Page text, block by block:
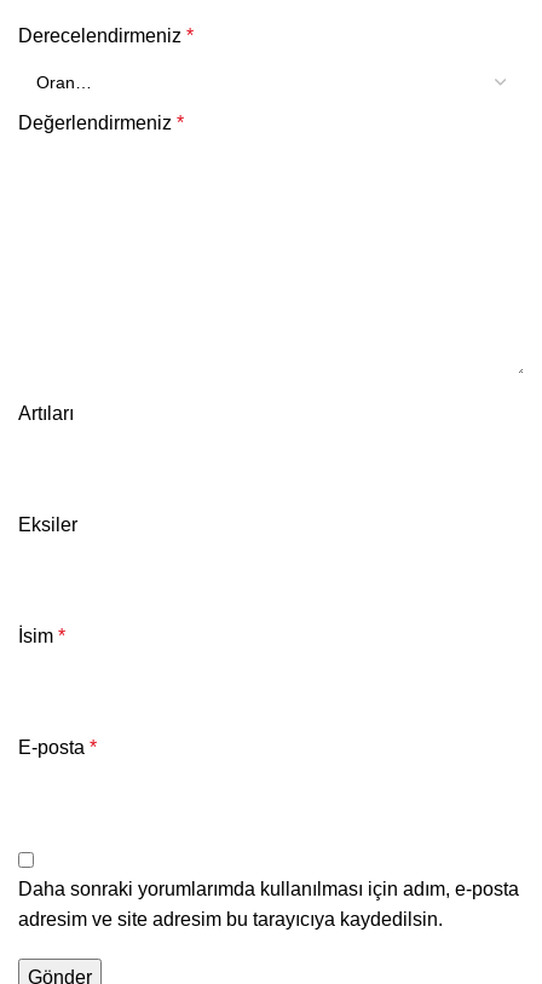
Derecelendirmeniz *
Değerlendirmeniz *
Artıları
Eksiler
İsim *
E-posta *
Daha sonraki yorumlarımda kullanılması için adım, e-posta
adresim ve site adresim bu tarayıcıya kaydedilsin.